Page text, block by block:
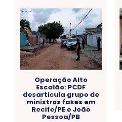
Operação Alto
Escalão: PCDF
desarticula grupo de
ministros fakes em
Recife/PE e João
Pessoa/PB